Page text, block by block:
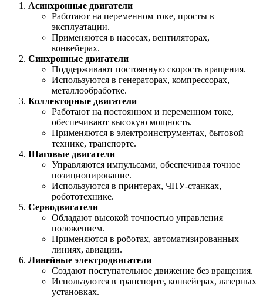
Асинхронные двигатели
Работают на переменном токе, просты в
эксплуатации.
Применяются в насосах, вентиляторах,
конвейерах.
Синхронные двигатели
Поддерживают постоянную скорость вращения.
Используются в генераторах, компрессорах,
металлообработке.
Коллекторные двигатели
Работают на постоянном и переменном токе,
обеспечивают высокую мощность.
Применяются в электроинструментах, бытовой
технике, транспорте.
Шаговые двигатели
Управляются импульсами, обеспечивая точное
позиционирование.
Используются в принтерах, ЧПУ-станках,
робототехнике.
Серводвигатели
Обладают высокой точностью управления
положением.
Применяются в роботах, автоматизированных
линиях, авиации.
Линейные электродвигатели
Создают поступательное движение без вращения.
Используются в транспорте, конвейерах, лазерных
установках.